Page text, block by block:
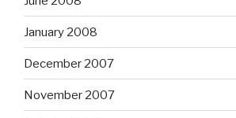
January 2008
December 2007
November 2007